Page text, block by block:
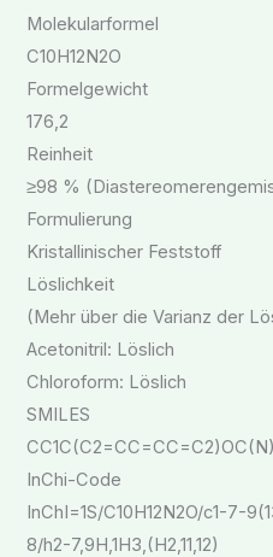
Molekularformel
C10H12N2O
Formelgewicht
176,2
Reinheit
≥98 %
Formulierung
Kristallinischer Feststoff
Löslichkeit
(Mehr über die Varianz der
Acetonitril: Löslich
Chloroform: Löslich
SMILES
InChi-Code
InChI=1S/C10H12N2O/c1-7-
8/h2-7,9H,1H3,(H2,11,12)